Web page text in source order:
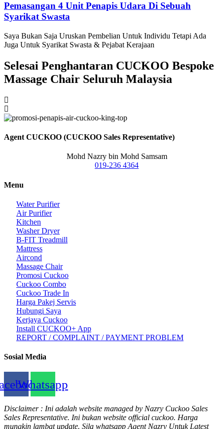
Pemasangan 4 Unit Penapis Udara Di Sebuah
Syarikat Swasta
Saya Bukan Saja Uruskan Pembelian Untuk Individu Tetapi Ada
Juga Untuk Syarikat Swasta & Pejabat Kerajaan
Selesai Penghantaran CUCKOO Bespoke
Massage Chair Seluruh Malaysia
Agent CUCKOO (CUCKOO Sales Representative)
Mohd Nazry bin Mohd Samsam
019-236 4364
Menu
Water Purifier
Air Purifier
Kitchen
Washer Dryer
B-FIT Treadmill
Mattress
Aircond
Massage Chair
Promosi Cuckoo
Cuckoo Combo
Cuckoo Trade In
Harga Pakej Servis
Hubungi Saya
Kerjaya Cuckoo
Install CUCKOO+ App
REPORT / COMPLAINT / PAYMENT PROBLEM
Sosial Media
Whatsapp
Disclaimer : Ini adalah website managed by Nazry Cuckoo Sales
Sales Representative. Ini bukan website official cuckoo. Harga
mungkin lambat update. Sila whatsapp Agent Nazry Untuk Latest